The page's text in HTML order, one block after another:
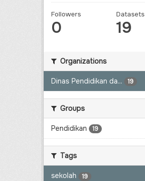
Followers
0
Datasets
19
Organizations
Dinas Pendidikan da... 19
Groups
Pendidikan 19
Tags
sekolah 19